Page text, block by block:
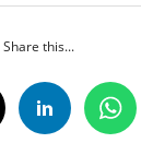
Share this...